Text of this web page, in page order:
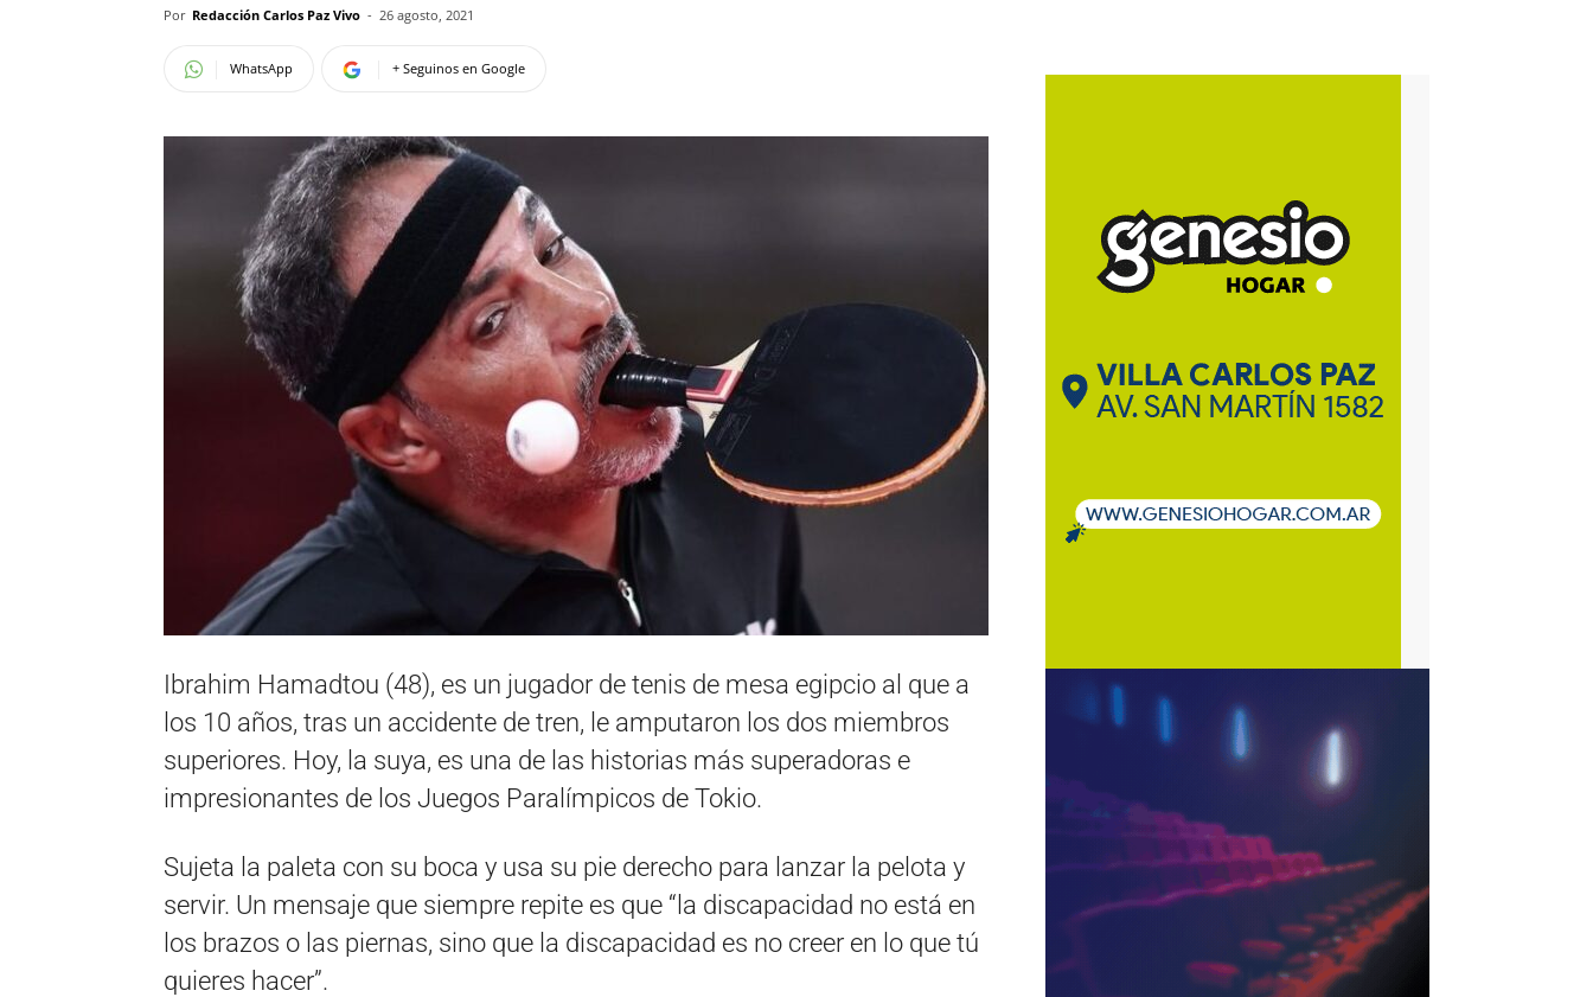
Por Redacción Carlos Paz Vivo - 26 agosto, 2021
WhatsApp + Seguinos en Google
Ibrahim Hamadtou (48), es un jugador de tenis de mesa egipcio al que a
los 10 años, tras un accidente de tren, le amputaron los dos miembros
superiores. Hoy, la suya, es una de las historias más superadoras e
impresionantes de los Juegos Paralímpicos de Tokio.
Sujeta la paleta con su boca y usa su pie derecho para lanzar la pelota y
servir. Un mensaje que siempre repite es que “la discapacidad no está en
los brazos o las piernas, sino que la discapacidad es no creer en lo que tú
quieres hacer”.